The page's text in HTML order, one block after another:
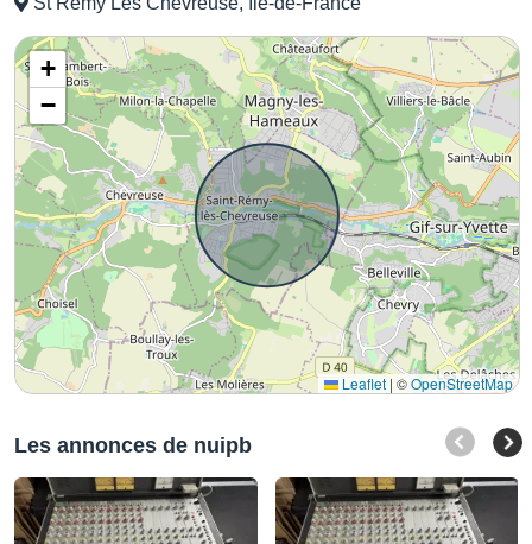
+
−
Leaflet | ©OpenStreetMap
Les annonces de nuipb